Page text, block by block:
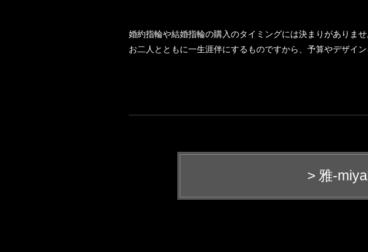
婚約指輪や結婚指輪の購入のタイミングには決まりがありませ
お二人とともに一生涯伴にするものですから、予算やデザイ
> 雅-